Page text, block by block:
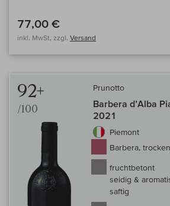
77,00 €
inkl. MwSt, zzgl. Versand
92+
/100
Prunotto
Barbera d’Alba
2021
Piemont
Barbera, trocken
fruchtbetont
seidig &
saftig